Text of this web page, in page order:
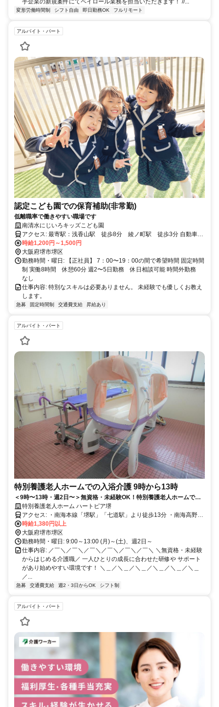
変形労働時間制 シフト自由 即日勤務OK フルリモート
アルバイト・パート
認定こども園での保育補助(非常勤)
低離職率で働きやすい職場です
南清水にじいろキッズこども園
アクセス: 最寄駅：浅香山駅 徒歩8分 綾ノ町駅 徒歩3分 自動車通
勤可能、バイク通勤可能
時給1,200円～1,500円
大阪府堺市堺区
勤務時間・曜日: 【正社員】 7：00〜19：00の間で希望時間 固定時間
制 実働8時間 休憩60分 週2〜5日勤務 休日相談可能 時間外勤務
なし
仕事内容: 特別なスキルは必要ありません。 未経験でも優しくお教え
します。
急募 固定時間制 交通費支給 昇給あり
アルバイト・パート
特別養護老人ホームでの入浴介護 9時から13時
＜9時〜13時・週2日〜＞無資格・未経験OK！特別養護老人ホームでの
入浴介助専門の介護職／WワークOK
特別養護老人ホーム ハートピア堺
アクセス: ・南海本線「堺駅」「七道駅」より徒歩13分 ・南海高野線
「堺東駅」より南海バス「海山通」下車徒歩3分 ※車通勤OK（スタ
ッフ専用無料駐車場あり）
時給1,380円以上
大阪府堺市堺区
勤務時間・曜日: 9:00～13:00 (月)～(土)、週2日～
仕事内容: ／￣＼／￣＼／￣＼／￣＼／￣＼／￣＼ ＼無資格・未経験
からはじめる介護職／ 一人ひとりの成長に合わせた研修や サポート
があり始めやすい環境です！ ＼＿／＼＿／＼＿／＼＿／＼＿／＼＿
／...
急募 交通費支給 週2・3日からOK シフト制
アルバイト・パート